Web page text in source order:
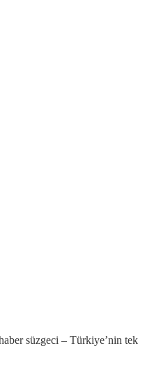
süzgeci – Türkiye’nin tek